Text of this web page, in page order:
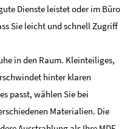
Dienste leistet oder im Büro
Sie leicht und schnell Zugriff
in den Raum. Kleinteiliges,
hinter klaren
passt, wählen Sie bei
Materialien. Die